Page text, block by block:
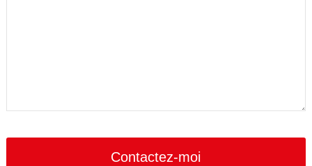
Contactez-moi